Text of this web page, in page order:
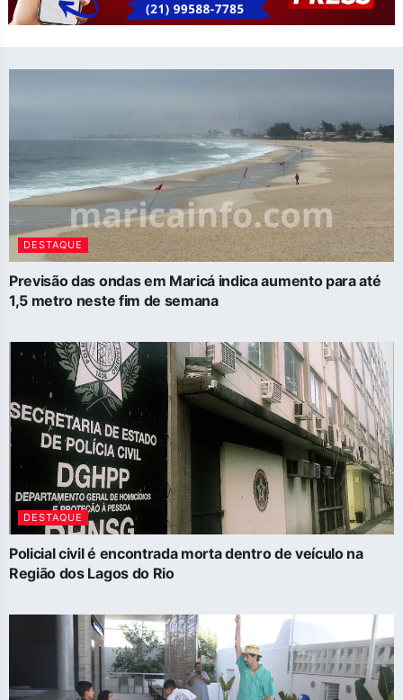
DESTAQUE
Previsão das ondas em Maricá indica aumento para até
1,5 metro neste fim de semana
DESTAQUE
Policial civil é encontrada morta dentro de veículo na
Região dos Lagos do Rio